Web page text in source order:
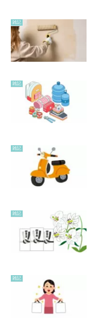
雑記
雑記
雑記
雑記
雑記